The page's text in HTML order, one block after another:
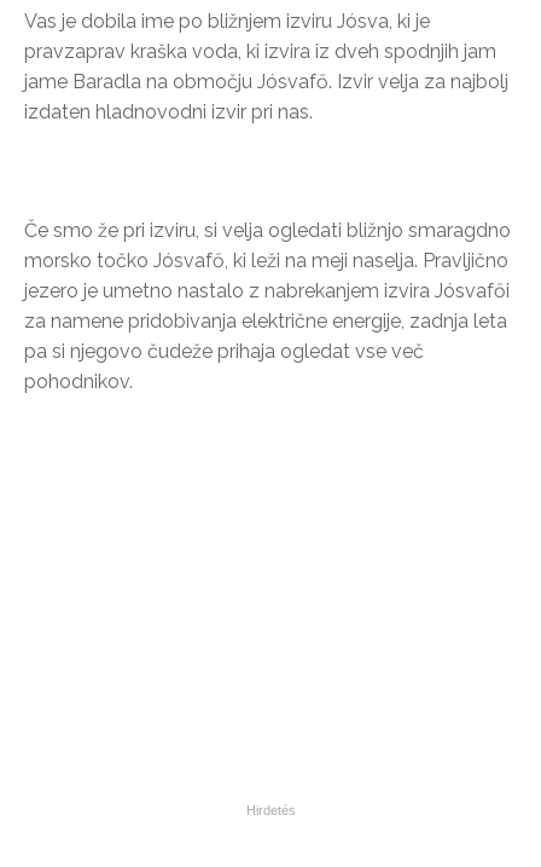
Vas je dobila ime po bližnjem izviru Jósva, ki je
pravzaprav kraška voda, ki izvira iz dveh spodnjih jam
jame Baradla na območju Jósvafő. Izvir velja za najbolj
izdaten hladnovodni izvir pri nas.
Če smo že pri izviru, si velja ogledati bližnjo smaragdno
morsko točko Jósvafő, ki leži na meji naselja. Pravljično
jezero je umetno nastalo z nabrekanjem izvira Jósvafői
za namene pridobivanja električne energije, zadnja leta
pa si njegovo čudeže prihaja ogledat vse več
pohodnikov.